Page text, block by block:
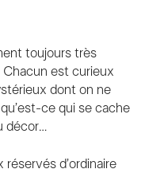
toujours très
est curieux
dont on ne
ce qui se cache
décor…
d’ordinaire